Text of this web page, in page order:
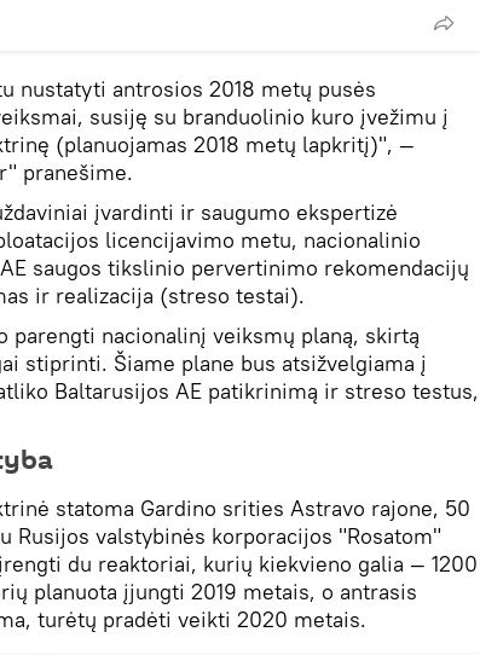
nustatyti antrosios 2018 metų pusės
susiję su branduolinio kuro įvežimu į
(planuojamas 2018 metų lapkritį)", —
pranešime.
įvardinti ir saugumo ekspertizė
licencijavimo metu, nacionalinio
saugos tikslinio pervertinimo rekomendacijų
ir realizacija (streso testai).
parengti nacionalinį veiksmų planą, skirtą
stiprinti. Šiame plane bus atsižvelgiama į
Baltarusijos AE patikrinimą ir streso testus,
statoma Gardino srities Astravo rajone, 50
Rusijos valstybinės korporacijos "Rosatom"
du reaktoriai, kurių kiekvieno galia — 1200
planuota įjungti 2019 metais, o antrasis
turėtų pradėti veikti 2020 metais.